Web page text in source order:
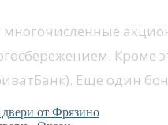
Еще один
от Фрязино